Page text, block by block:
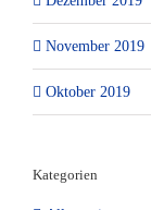
November 2019
Oktober 2019
Kategorien